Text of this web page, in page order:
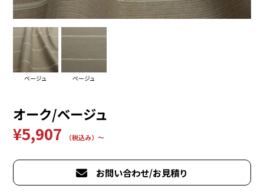
ベージュ ベージュ
オーク/ベージュ
¥5,907 （税込み）〜
お問い合わせ/お見積り